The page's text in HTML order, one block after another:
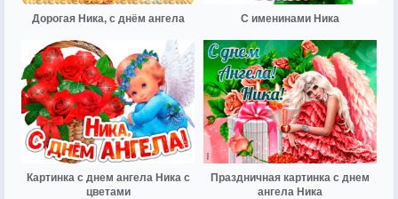
Дорогая Ника, с днём ангела С именинами Ника
Картинка с днем ангела Ника с
цветами
Праздничная картинка с днем
ангела Ника